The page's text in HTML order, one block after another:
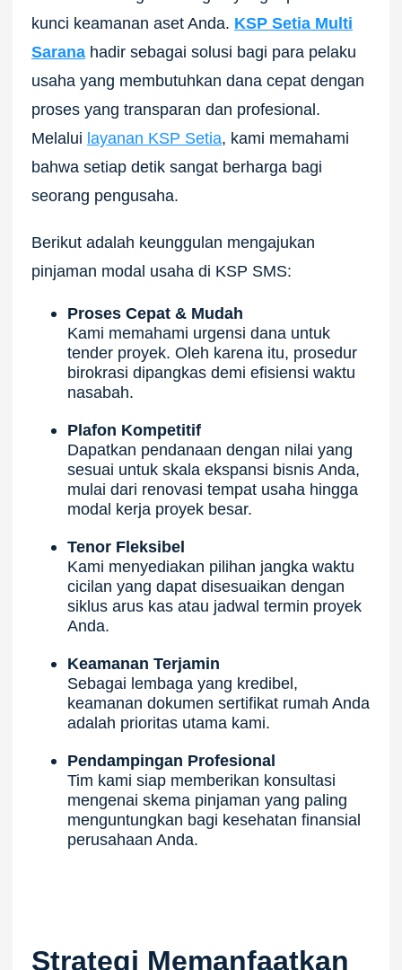
kunci keamanan aset Anda. KSP Setia Multi
Sarana hadir sebagai solusi bagi para pelaku
usaha yang membutuhkan dana cepat dengan
proses yang transparan dan profesional.
Melalui layanan KSP Setia, kami memahami
bahwa setiap detik sangat berharga bagi
seorang pengusaha.
Berikut adalah keunggulan mengajukan
pinjaman modal usaha di KSP SMS:
Proses Cepat & Mudah
Kami memahami urgensi dana untuk
tender proyek. Oleh karena itu, prosedur
birokrasi dipangkas demi efisiensi waktu
nasabah.
Plafon Kompetitif
Dapatkan pendanaan dengan nilai yang
sesuai untuk skala ekspansi bisnis Anda,
mulai dari renovasi tempat usaha hingga
modal kerja proyek besar.
Tenor Fleksibel
Kami menyediakan pilihan jangka waktu
cicilan yang dapat disesuaikan dengan
siklus arus kas atau jadwal termin proyek
Anda.
Keamanan Terjamin
Sebagai lembaga yang kredibel,
keamanan dokumen sertifikat rumah Anda
adalah prioritas utama kami.
Pendampingan Profesional
Tim kami siap memberikan konsultasi
mengenai skema pinjaman yang paling
menguntungkan bagi kesehatan finansial
perusahaan Anda.
Strategi Memanfaatkan